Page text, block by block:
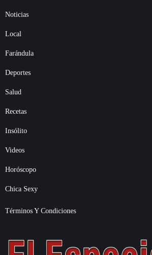
Noticias
Local
Farándula
Deportes
Salud
Recetas
Insólito
Videos
Horóscopo
Chica Sexy
Términos Y Condiciones